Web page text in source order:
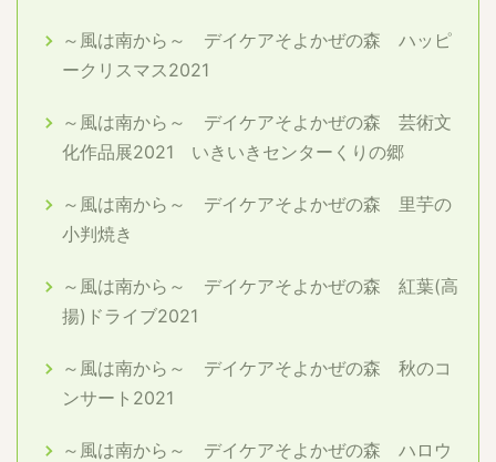
～風は南から～ デイケアそよかぜの森 ハッピ
ークリスマス2021
～風は南から～ デイケアそよかぜの森 芸術文
化作品展2021 いきいきセンターくりの郷
～風は南から～ デイケアそよかぜの森 里芋の
小判焼き
～風は南から～ デイケアそよかぜの森 紅葉(高
揚)ドライブ2021
～風は南から～ デイケアそよかぜの森 秋のコ
ンサート2021
～風は南から～ デイケアそよかぜの森 ハロウ